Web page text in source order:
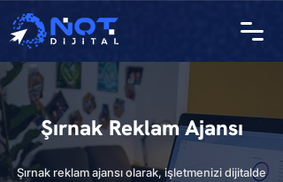
Şırnak Reklam Ajansı
Şırnak reklam ajansı olarak, işletmenizi dijitalde